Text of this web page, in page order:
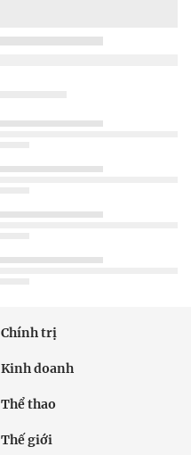
Chính trị
Kinh doanh
Thể thao
Thế giới